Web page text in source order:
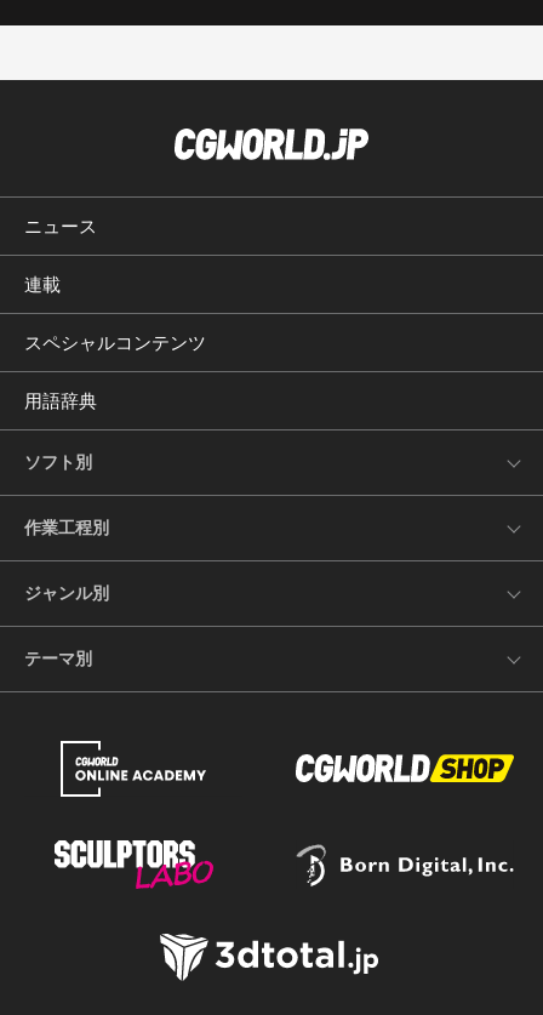
ニュース
連載
スペシャルコンテンツ
用語辞典
ソフト別
作業工程別
ジャンル別
テーマ別